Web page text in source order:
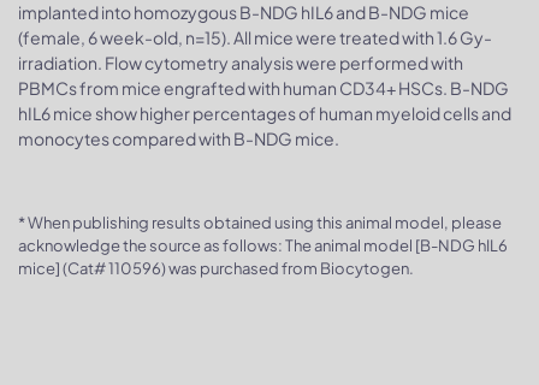
implanted into homozygous B-NDG hIL6 and B-NDG mice
(female, 6 week-old, n=15). All mice were treated with 1.6 Gy-
irradiation. Flow cytometry analysis were performed with
PBMCs from mice engrafted with human CD34+ HSCs. B-NDG
hIL6 mice show higher percentages of human myeloid cells and
monocytes compared with B-NDG mice.
* When publishing results obtained using this animal model, please
acknowledge the source as follows: The animal model [B-NDG hIL6
mice] (Cat# 110596) was purchased from Biocytogen.